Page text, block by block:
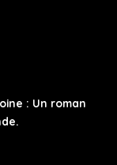
: Un roman